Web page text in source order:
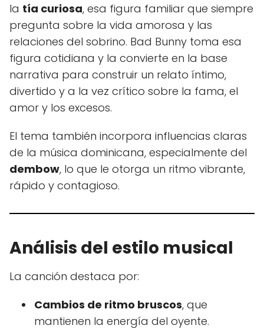
la tía curiosa, esa figura familiar que siempre
pregunta sobre la vida amorosa y las
relaciones del sobrino. Bad Bunny toma esa
figura cotidiana y la convierte en la base
narrativa para construir un relato íntimo,
divertido y a la vez crítico sobre la fama, el
amor y los excesos.
El tema también incorpora influencias claras
de la música dominicana, especialmente del
dembow, lo que le otorga un ritmo vibrante,
rápido y contagioso.
Análisis del estilo musical
La canción destaca por:
Cambios de ritmo bruscos, que
mantienen la energía del oyente.